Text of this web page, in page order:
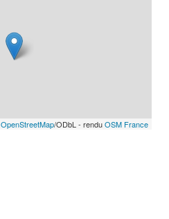
OpenStreetMap/ODbL - renduOSM France